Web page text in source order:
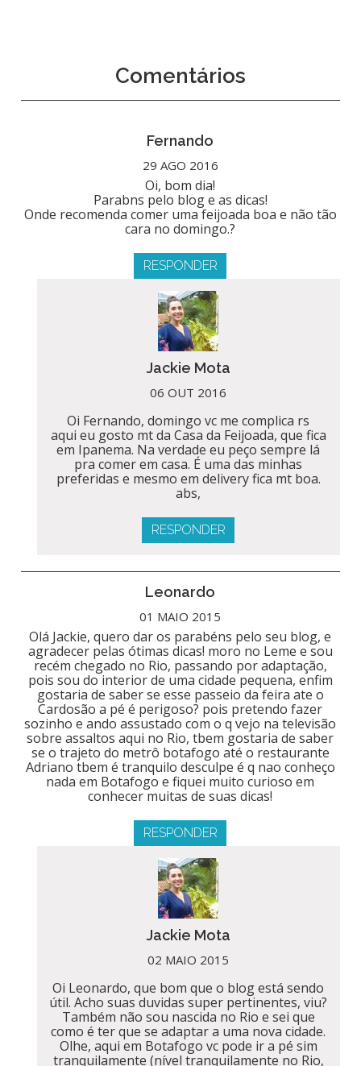
Comentários
Fernando
29 AGO 2016
Oi, bom dia!
Parabns pelo blog e as dicas!
Onde recomenda comer uma feijoada boa e não tão
cara no domingo.?
RESPONDER
Jackie Mota
06 OUT 2016
Oi Fernando, domingo vc me complica rs
aqui eu gosto mt da Casa da Feijoada, que fica
em Ipanema. Na verdade eu peço sempre lá
pra comer em casa. É uma das minhas
preferidas e mesmo em delivery fica mt boa.
abs,
RESPONDER
Leonardo
01 MAIO 2015
Olá Jackie, quero dar os parabéns pelo seu blog, e
agradecer pelas ótimas dicas! moro no Leme e sou
recém chegado no Rio, passando por adaptação,
pois sou do interior de uma cidade pequena, enfim
gostaria de saber se esse passeio da feira ate o
Cardosão a pé é perigoso? pois pretendo fazer
sozinho e ando assustado com o q vejo na televisão
sobre assaltos aqui no Rio, tbem gostaria de saber
se o trajeto do metrô botafogo até o restaurante
Adriano tbem é tranquilo desculpe é q nao conheço
nada em Botafogo e fiquei muito curioso em
conhecer muitas de suas dicas!
RESPONDER
Jackie Mota
02 MAIO 2015
Oi Leonardo, que bom que o blog está sendo
útil. Acho suas duvidas super pertinentes, viu?
Também não sou nascida no Rio e sei que
como é ter que se adaptar a uma nova cidade.
Olhe, aqui em Botafogo vc pode ir a pé sim
tranquilamente (nível tranquilamente no Rio,